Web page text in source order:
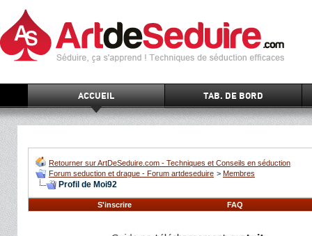
ACCUEIL TAB. DE BORD
Retourner sur ArtDeSeduire.com - Techniques et Conseils en séduction
Forum seduction et drague - Forum artdeseduire > Membres
Profil de Moi92
S'inscrire FAQ